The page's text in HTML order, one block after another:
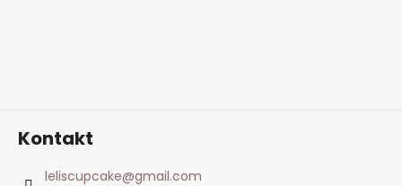
Kontakt
leliscupcake@gmail.com